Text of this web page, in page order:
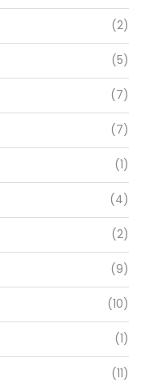
(2)
(5)
(7)
(7)
(1)
(4)
(2)
(9)
(10)
(1)
(11)